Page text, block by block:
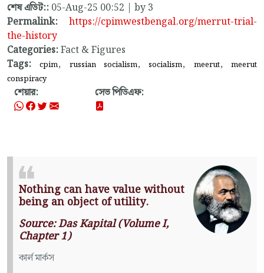
শেষ এডিট:: 05-Aug-25 00:52 | by 3
Permalink:
https://cpimwestbengal.org/merrut-trial-
the-history
Categories:Fact & Figures
Tags:
cpim, russian socialism,socialism, meerut,meerut
conspiracy
শেয়ার: সেভ পিডিএফ:
Nothing can have value without
being an object of utility.
Source: Das Kapital (Volume I,
Chapter 1)
কার্ল মার্কস